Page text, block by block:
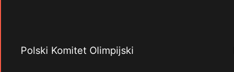
Polski Komitet Olimpijski